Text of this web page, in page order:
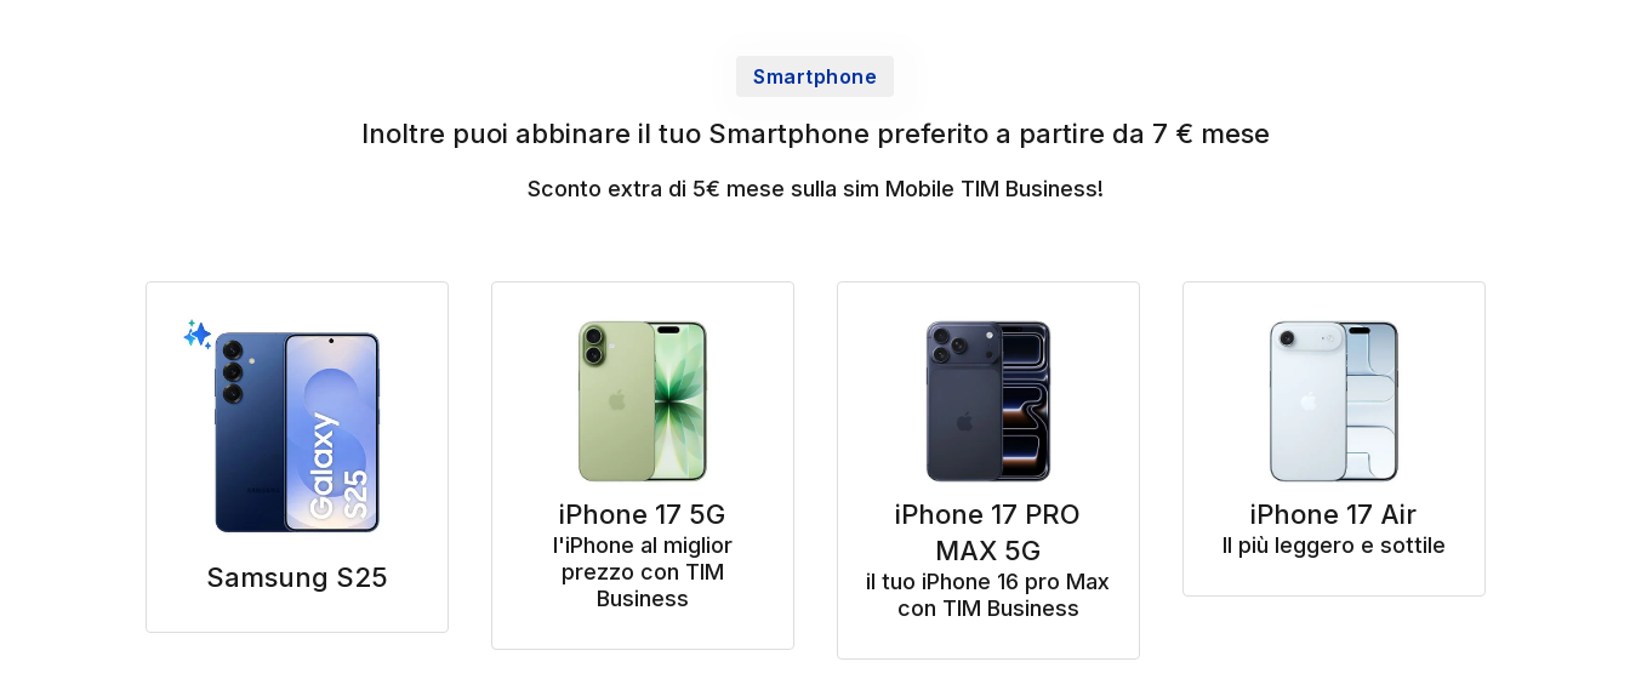
Smartphone
Inoltre puoi abbinare il tuo Smartphone preferito a partire da 7 € mese
Sconto extra di 5€ mese sulla sim Mobile TIM Business!
Samsung S25
iPhone 17 5G
l'iPhone al miglior
prezzo con TIM
Business
iPhone 17 PRO
MAX 5G
il tuo iPhone 16 pro Max
con TIM Business
iPhone 17 Air
Il più leggero e sottile